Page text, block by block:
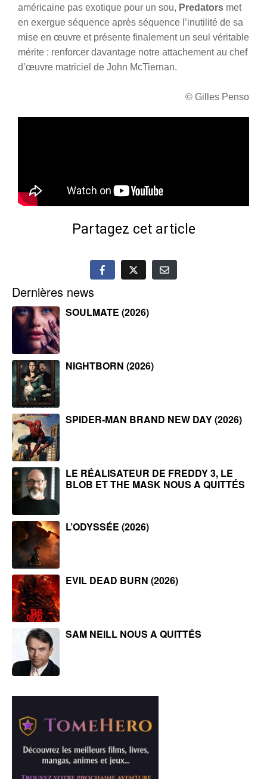
américaine pas exotique pour un sou, Predators met
en exergue séquence après séquence l’inutilité de sa
mise en œuvre et présente finalement un seul véritable
mérite : renforcer davantage notre attachement au chef
d’œuvre matriciel de John McTiernan.
© Gilles Penso
Partagez cet article
Dernières news
SOULMATE (2026)
NIGHTBORN (2026)
SPIDER-MAN BRAND NEW DAY (2026)
LE RÉALISATEUR DE FREDDY 3, LE
BLOB ET THE MASK NOUS A QUITTÉS
L’ODYSSÉE (2026)
EVIL DEAD BURN (2026)
SAM NEILL NOUS A QUITTÉS